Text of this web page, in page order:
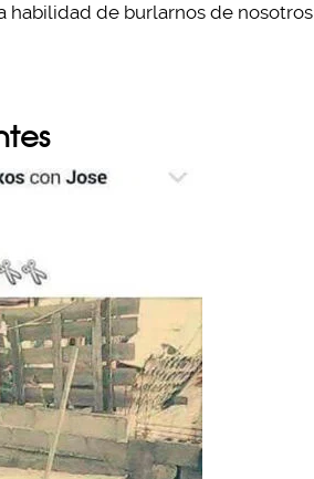
habilidad de burlarnos de nosotros